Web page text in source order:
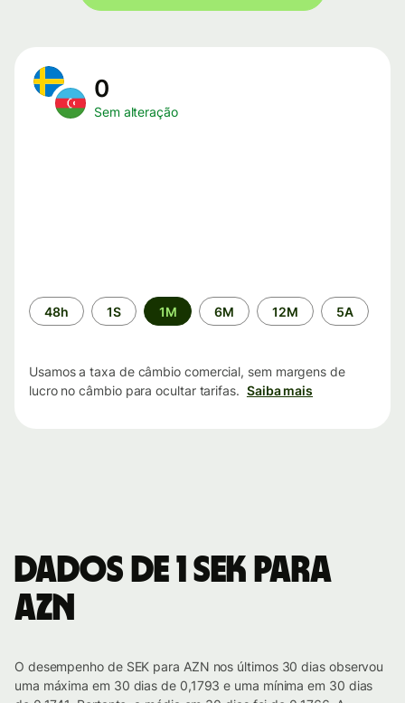
0
Sem alteração
Período
de
48h 1S 1M 6M 12M 5A
Usamos a taxa de câmbio comercial, sem margens de
lucro no câmbio para ocultar tarifas. Saiba mais
Dados de 1 SEK para
AZN
O desempenho de SEK para AZN nos últimos 30 dias observou
uma máxima em 30 dias de 0,1793 e uma mínima em 30 dias